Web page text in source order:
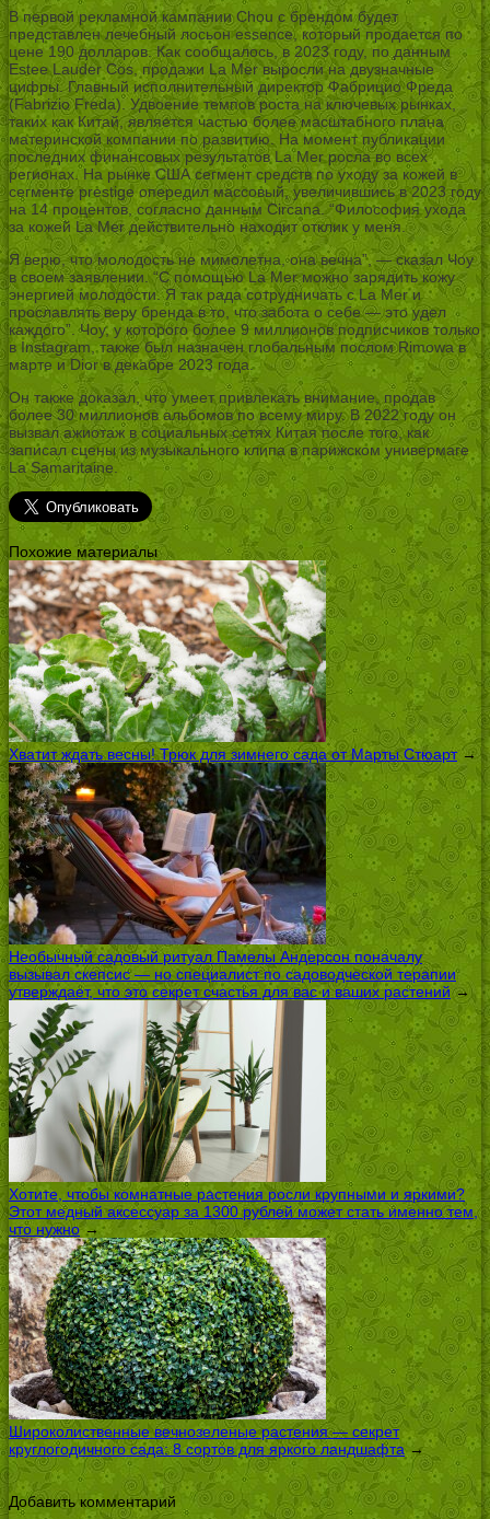
В первой рекламной кампании Chou с брендом будет
представлен лечебный лосьон essence, который продается по
цене 190 долларов. Как сообщалось, в 2023 году, по данным
Estee Lauder Cos, продажи La Mer выросли на двузначные
цифры. Главный исполнительный директор Фабрицио Фреда
(Fabrizio Freda). Удвоение темпов роста на ключевых рынках,
таких как Китай, является частью более масштабного плана
материнской компании по развитию. На момент публикации
последних финансовых результатов La Mer росла во всех
регионах. На рынке США сегмент средств по уходу за кожей в
сегменте prestige опередил массовый, увеличившись в 2023 году
на 14 процентов, согласно данным Circana. “Философия ухода
за кожей La Mer действительно находит отклик у меня.
Я верю, что молодость не мимолетна, она вечна”, — сказал Чоу
в своем заявлении. “С помощью La Mer можно зарядить кожу
энергией молодости. Я так рада сотрудничать с La Mer и
прославлять веру бренда в то, что забота о себе — это удел
каждого”. Чоу, у которого более 9 миллионов подписчиков только
в Instagram, также был назначен глобальным послом Rimowa в
марте и Dior в декабре 2023 года.
Он также доказал, что умеет привлекать внимание, продав
более 30 миллионов альбомов по всему миру. В 2022 году он
вызвал ажиотаж в социальных сетях Китая после того, как
записал сцены из музыкального клипа в парижском универмаге
La Samaritaine.
Похожие материалы
Хватит ждать весны! Трюк для зимнего сада от Марты Стюарт→
Необычный садовый ритуал Памелы Андерсон поначалу
вызывал скепсис — но специалист по садоводческой терапии
утверждает, что это секрет счастья для вас и ваших растений→
Хотите, чтобы комнатные растения росли крупными и яркими?
Этот медный аксессуар за 1300 рублей может стать именно тем,
что нужно→
Широколиственные вечнозеленые растения — секрет
круглогодичного сада: 8 сортов для яркого ландшафта→
Добавить комментарий